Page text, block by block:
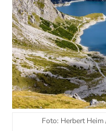
Foto: Herbert